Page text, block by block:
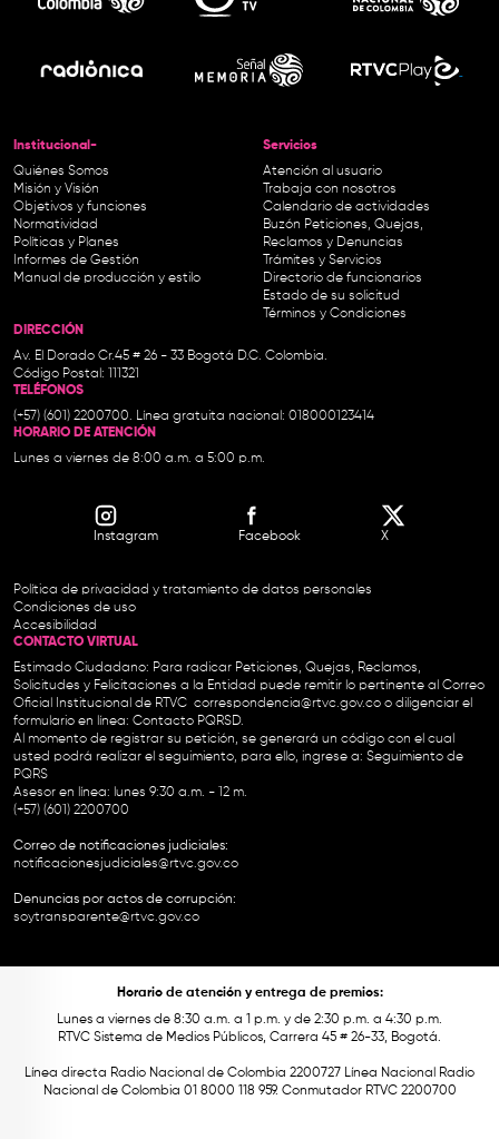
Institucional-
Quiénes Somos
Misión y Visión
Objetivos y funciones
Normatividad
Políticas y Planes
Informes de Gestión
Manual de producción y estilo
Servicios
Atención al usuario
Trabaja con nosotros
Calendario de actividades
Buzón Peticiones, Quejas,
Reclamos y Denuncias
Trámites y Servicios
Directorio de funcionarios
Estado de su solicitud
Términos y Condiciones
DIRECCIÓN
Av. El Dorado Cr.45 # 26 - 33 Bogotá D.C. Colombia.
Código Postal: 111321
TELÉFONOS
(+57) (601) 2200700. Línea gratuita nacional: 018000123414
HORARIO DE ATENCIÓN
Lunes a viernes de 8:00 a.m. a 5:00 p.m.
Instagram Facebook X
Política de privacidad y tratamiento de datos personales
Condiciones de uso
Accesibilidad
CONTACTO VIRTUAL
Estimado Ciudadano: Para radicar Peticiones, Quejas, Reclamos,
Solicitudes y Felicitaciones a la Entidad puede remitir lo pertinente al Correo
Oficial Institucional de RTVC correspondencia@rtvc.gov.co o diligenciar el
formulario en línea: Contacto PQRSD.
Al momento de registrar su petición, se generará un código con el cual
usted podrá realizar el seguimiento, para ello, ingrese a: Seguimiento de
PQRS
Asesor en línea: lunes 9:30 a.m. - 12 m.
(+57) (601) 2200700
Correo de notificaciones judiciales:
notificacionesjudiciales@rtvc.gov.co
Denuncias por actos de corrupción:
soytransparente@rtvc.gov.co
Horario de atención y entrega de premios:
Lunes a viernes de 8:30 a.m. a 1 p.m. y de 2:30 p.m. a 4:30 p.m.
RTVC Sistema de Medios Públicos, Carrera 45 # 26-33, Bogotá.
Línea directa Radio Nacional de Colombia 2200727 Línea Nacional Radio
Nacional de Colombia 01 8000 118 959. Conmutador RTVC 2200700